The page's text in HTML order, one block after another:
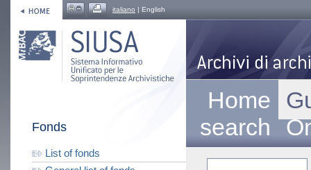
italiano | English
Fonds
List of fonds
Home
search